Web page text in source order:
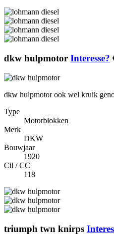
dkw hulpmotor Interesse?
dkw hulpmotor ook wel kruik
Type
Motorblokken
Merk
DKW
Bouwjaar
1920
Cil / CC
118
triumph twn knirps